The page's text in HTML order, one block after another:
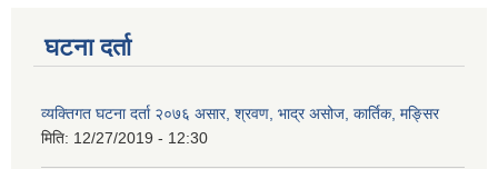
घटना दर्ता
व्यक्तिगत घटना दर्ता २०७६ असार, श्रवण, भाद्र असोज, कार्तिक, मङ्सिर
मिति: 12/27/2019 - 12:30